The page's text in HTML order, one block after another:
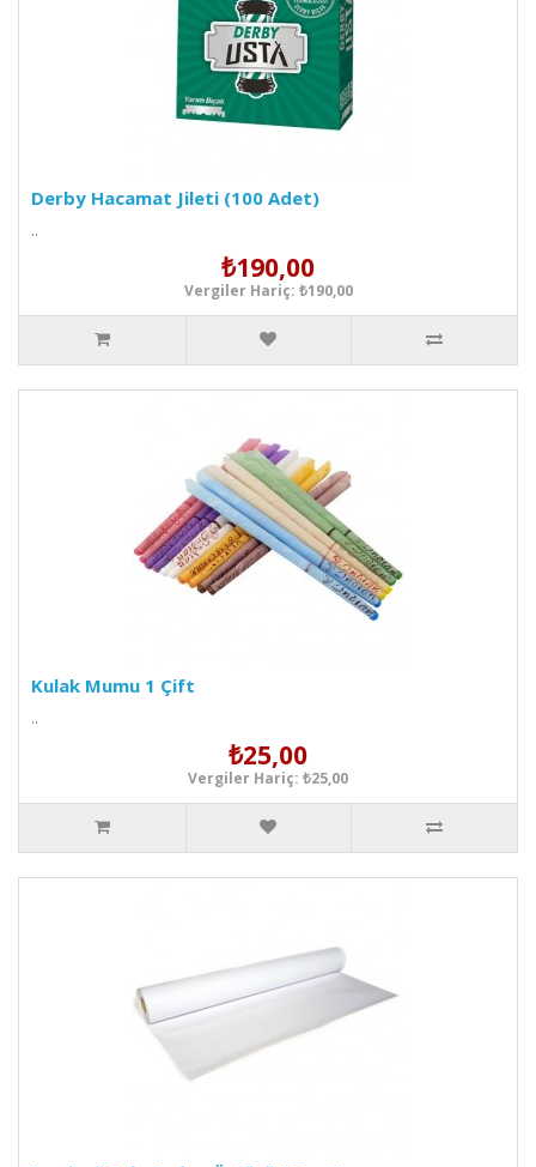
Derby Hacamat Jileti (100 Adet)
..
₺190,00
Vergiler Hariç: ₺190,00
Kulak Mumu 1 Çift
..
₺25,00
Vergiler Hariç: ₺25,00